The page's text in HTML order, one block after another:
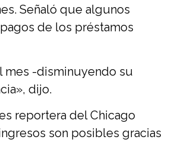
Señaló que algunos
de los préstamos
mes -disminuyendo su
dijo.
reportera del Chicago
son posibles gracias